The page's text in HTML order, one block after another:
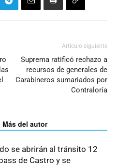
Artículo siguiente
Suprema ratificó rechazo a
recursos de generales de
Carabineros sumariados por
Contraloría
Más del autor
se abrirán al tránsito 12
de Castro y se